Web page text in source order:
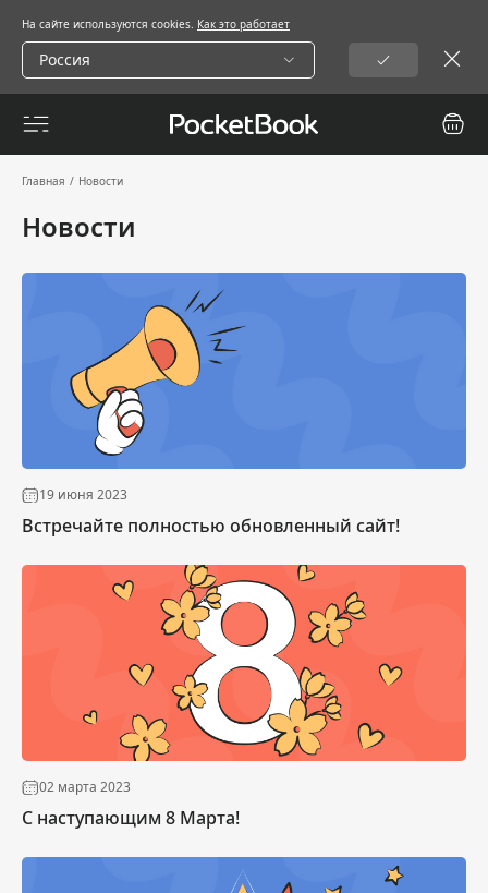
На сайте используются cookies. Как это работает
Россия
Главная / Новости
Новости
19 июня 2023
Встречайте полностью обновленный сайт!
02 марта 2023
С наступающим 8 Марта!